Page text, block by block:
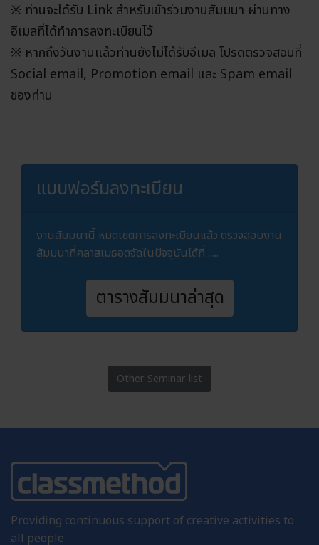
※ ท่านจะได้รับ Link สำหรับเข้าร่วมงานสัมมนา ผ่านทาง
อีเมลที่ได้ทำการลงทะเบียนไว้
※ หากถึงวันงานแล้วท่านยังไม่ได้รับอีเมล โปรดตรวจสอบที่
Social email, Promotion email และ Spam email
ของท่าน
แบบฟอร์มลงทะเบียน
งานสัมมนานี้ หมดเขตการลงทะเบียนแล้ว ตรวจสอบงาน
สัมมนาที่คลาสเมธอดจัดในปัจจุบันได้ที่ .....
ตารางสัมมนาล่าสุด
Other Seminar list
Providing continuous support of creative activities to
all people